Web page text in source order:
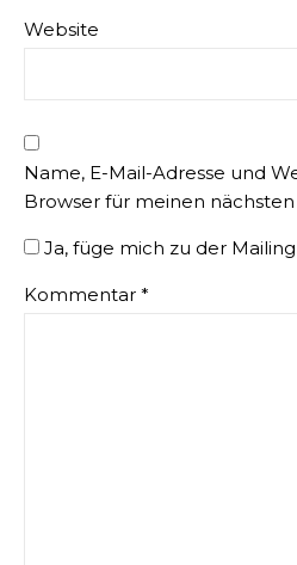
Website
Name, E-Mail-Adresse und
Browser für meinen
Ja, füge mich zu der
Kommentar *